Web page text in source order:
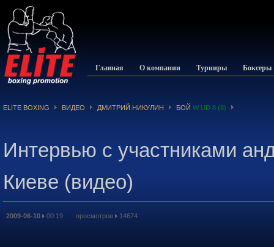
Главная О компании Турниры Боксеры
ELITE BOXING ВИДЕО ДМИТРИЙ НИКУЛИН БОЙ W UD 8 (8)
Интервью с участниками
Киеве (видео)
2009-06-10 00:19 просмотров 14674